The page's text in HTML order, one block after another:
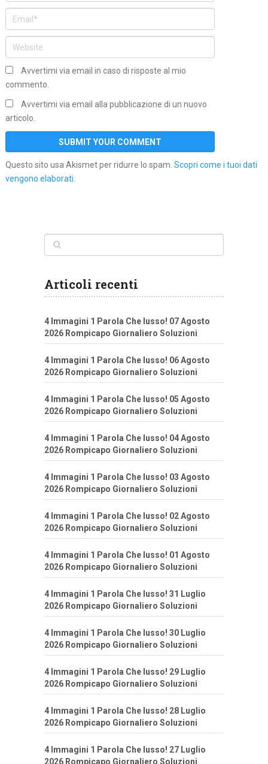
Avvertimi via email in caso di risposte al mio
commento.
Avvertimi via email alla pubblicazione di un nuovo
articolo.
Questo sito usa Akismet per ridurre lo spam. Scopri come i tuoi dati
vengono elaborati.
Articoli recenti
4 Immagini 1 Parola Che lusso! 07 Agosto
2026 Rompicapo Giornaliero Soluzioni
4 Immagini 1 Parola Che lusso! 06 Agosto
2026 Rompicapo Giornaliero Soluzioni
4 Immagini 1 Parola Che lusso! 05 Agosto
2026 Rompicapo Giornaliero Soluzioni
4 Immagini 1 Parola Che lusso! 04 Agosto
2026 Rompicapo Giornaliero Soluzioni
4 Immagini 1 Parola Che lusso! 03 Agosto
2026 Rompicapo Giornaliero Soluzioni
4 Immagini 1 Parola Che lusso! 02 Agosto
2026 Rompicapo Giornaliero Soluzioni
4 Immagini 1 Parola Che lusso! 01 Agosto
2026 Rompicapo Giornaliero Soluzioni
4 Immagini 1 Parola Che lusso! 31 Luglio
2026 Rompicapo Giornaliero Soluzioni
4 Immagini 1 Parola Che lusso! 30 Luglio
2026 Rompicapo Giornaliero Soluzioni
4 Immagini 1 Parola Che lusso! 29 Luglio
2026 Rompicapo Giornaliero Soluzioni
4 Immagini 1 Parola Che lusso! 28 Luglio
2026 Rompicapo Giornaliero Soluzioni
4 Immagini 1 Parola Che lusso! 27 Luglio
2026 Rompicapo Giornaliero Soluzioni